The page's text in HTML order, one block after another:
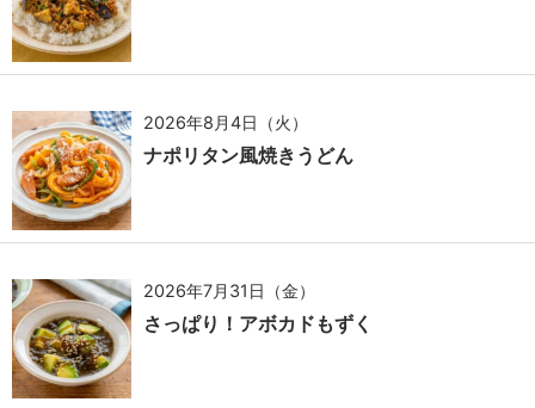
2026年8月4日（火）
ナポリタン風焼きうどん
2026年7月31日（金）
さっぱり！アボカドもずく